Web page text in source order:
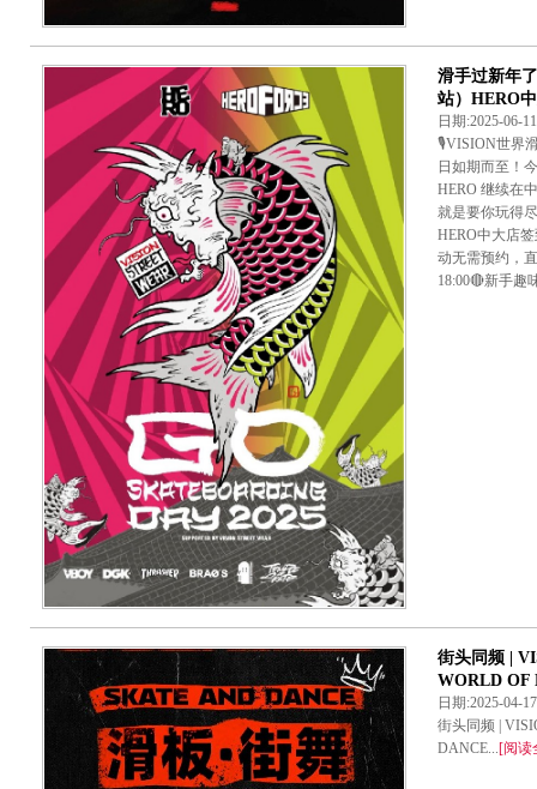
滑手过新年
站）HERO
日期:2025-
🎙️VISION世界
日如期而至！
HERO 继续在
就是要你玩得
HERO中大店
动无需预约，
18:00🔴新手趣
街头同频 |
WORLD OF
日期:2025-
街头同频 |
DANCE... [阅读